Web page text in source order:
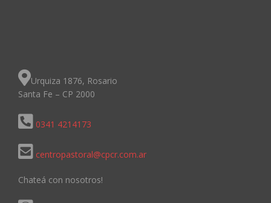
Urquiza 1876, Rosario
Santa Fe – CP 2000
0341 4214173
centropastoral@cpcr.com.ar
Chateá con nosotros!